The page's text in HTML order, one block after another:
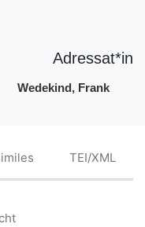
Adressat*in
Wedekind, Frank
TEI/XML